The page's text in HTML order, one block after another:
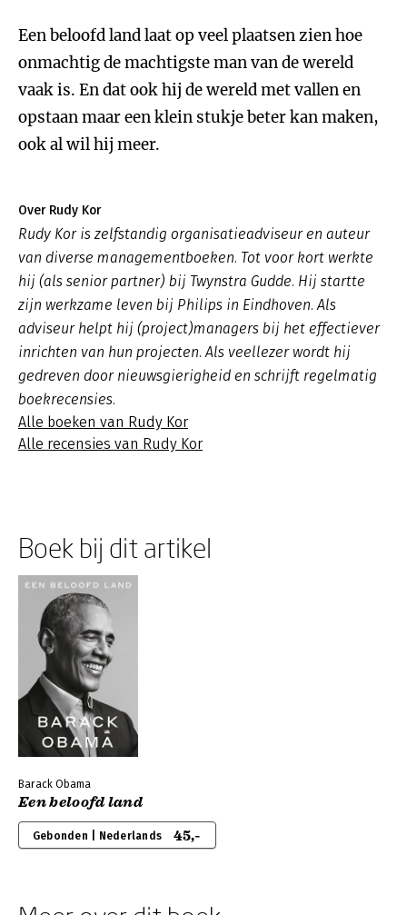
Een beloofd land laat op veel plaatsen zien hoe
onmachtig de machtigste man van de wereld
vaak is. En dat ook hij de wereld met vallen en
opstaan maar een klein stukje beter kan maken,
ook al wil hij meer.
Over Rudy Kor
Rudy Kor is zelfstandig organisatieadviseur en auteur
van diverse managementboeken. Tot voor kort werkte
hij (als senior partner) bij Twynstra Gudde. Hij startte
zijn werkzame leven bij Philips in Eindhoven. Als
adviseur helpt hij (project)managers bij het effectiever
inrichten van hun projecten. Als veellezer wordt hij
gedreven door nieuwsgierigheid en schrijft regelmatig
boekrecensies.
Alle boeken van Rudy Kor
Alle recensies van Rudy Kor
Boek bij dit artikel
Barack Obama
Een beloofd land
Gebonden | Nederlands 45,-